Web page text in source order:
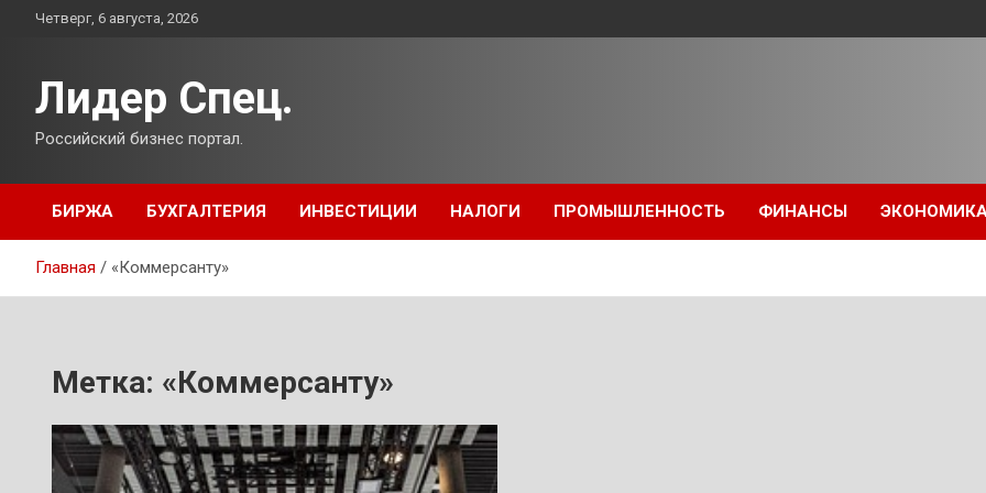
ПерейтиЧетверг, 6 августа, 2026
Лидер Спец.
Российский бизнес портал.
БИРЖА БУХГАЛТЕРИЯ ИНВЕСТИЦИИ НАЛОГИ ПРОМЫШЛЕННОСТЬ ФИНАНСЫ
Главная «Коммерсанту»
Метка: «Коммерсанту»